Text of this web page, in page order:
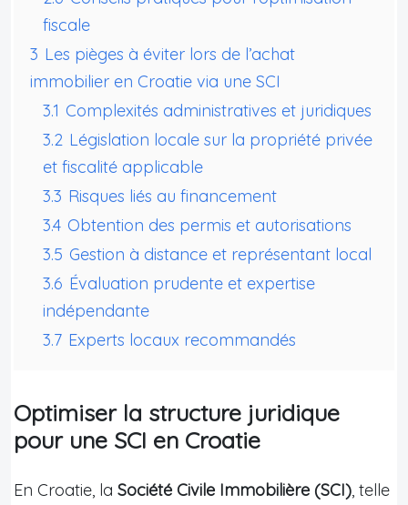
fiscale
3 Les pièges à éviter lors de l’achat
immobilier en Croatie via une SCI
3.1 Complexités administratives et juridiques
3.2 Législation locale sur la propriété privée
et fiscalité applicable
3.3 Risques liés au financement
3.4 Obtention des permis et autorisations
3.5 Gestion à distance et représentant local
3.6 Évaluation prudente et expertise
indépendante
3.7 Experts locaux recommandés
Optimiser la structure juridique
pour une SCI en Croatie
En Croatie, la Société Civile Immobilière (SCI), telle